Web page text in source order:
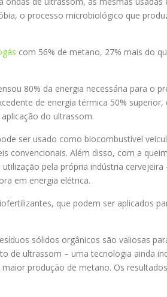
o processo microbiológico que
com 56% de metano, 27% mais do
80% da energia necessária para o
de energia térmica 50%
do ultrassom.
ser usado como biocombustível
convencionais. Além disso, com a
pela própria indústria
em energia elétrica.
que podem ser aplicados
sólidos orgânicos são valiosas
de ultrassom – uma tecnologia ainda
produção de metano. Os